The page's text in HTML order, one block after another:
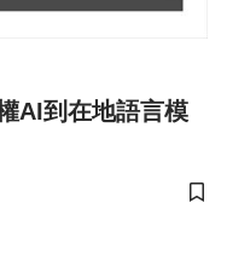
AI到在地語言模
儲